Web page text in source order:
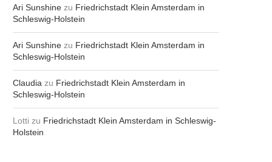
Ari Sunshine zu Friedrichstadt Klein Amsterdam in
Schleswig-Holstein
Ari Sunshine zu Friedrichstadt Klein Amsterdam in
Schleswig-Holstein
Claudia zu Friedrichstadt Klein Amsterdam in
Schleswig-Holstein
Lotti zu Friedrichstadt Klein Amsterdam in Schleswig-
Holstein